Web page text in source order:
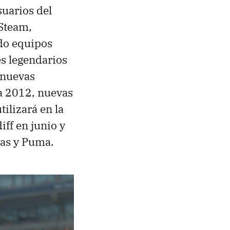
del
equipos
legendarios
2012, nuevas
en la
en junio y
y Puma.